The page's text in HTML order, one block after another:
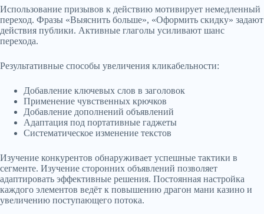
Использование призывов к действию мотивирует немедленный
переход. Фразы «Выяснить больше», «Оформить скидку» задают
действия публики. Активные глаголы усиливают шанс
перехода.
Результативные способы увеличения кликабельности:
Добавление ключевых слов в заголовок
Применение чувственных крючков
Добавление дополнений объявлений
Адаптация под портативные гаджеты
Систематическое изменение текстов
Изучение конкурентов обнаруживает успешные тактики в
сегменте. Изучение сторонних объявлений позволяет
адаптировать эффективные решения. Постоянная настройка
каждого элементов ведёт к повышению драгон мани казино и
увеличению поступающего потока.